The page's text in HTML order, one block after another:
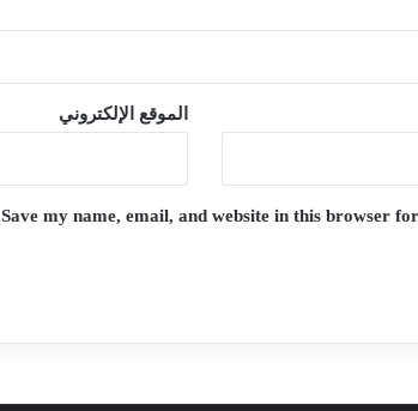
الموقع الإلكتروني
Save my name, email, and website in this browser